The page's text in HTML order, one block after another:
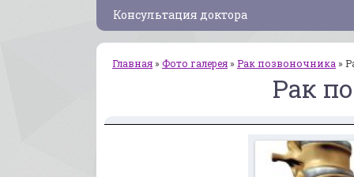
Консультация доктора
Главная» Фото галерея» Рак позвоночника »
Рак